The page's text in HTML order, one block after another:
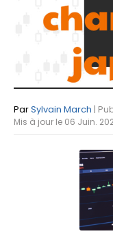
ParSylvain March |
Mis à jour le 06 Juin.